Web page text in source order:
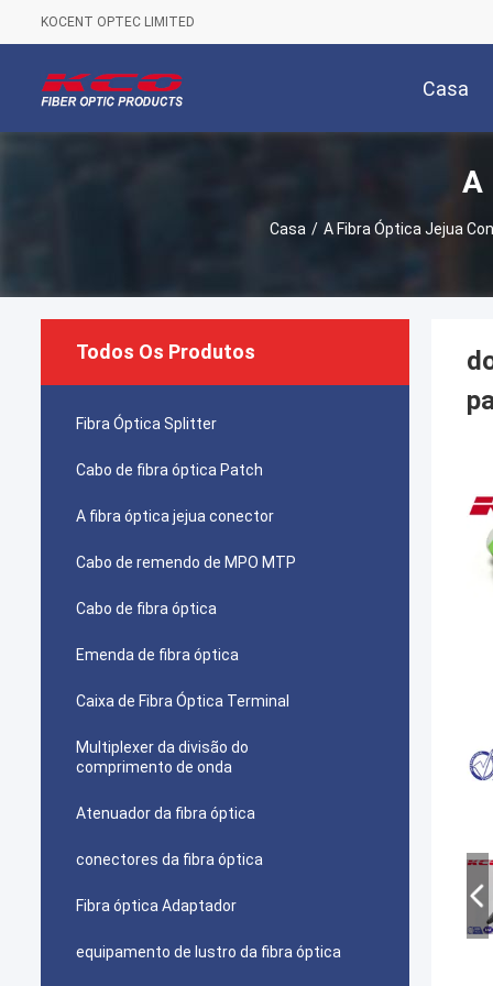
KOCENT OPTEC LIMITED
Casa
A
Casa / A Fibra Óptica Jejua
Todos Os Produtos
Fibra Óptica Splitter
Cabo de fibra óptica Patch
A fibra óptica jejua conector
Cabo de remendo de MPO MTP
Cabo de fibra óptica
Emenda de fibra óptica
Caixa de Fibra Óptica Terminal
Multiplexer da divisão do
comprimento de onda
Atenuador da fibra óptica
conectores da fibra óptica
Fibra óptica Adaptador
equipamento de lustro da fibra óptica